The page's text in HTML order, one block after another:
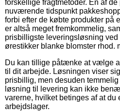
forskellige fragtmetoder. En af
nuværende tidspunkt
forbi efter de købte produkter på
er altså meget fremkommelig,
prisbilligste leveringsløsning
ørestikker blanke blomster rhod.
Du kan tillige påtænke at vælge
til dit arbejde. Løsningen viser
prisbillig, men desuden
løsning til levering kan ikke
varerne, hvilket betinges af at
arbejdslager.